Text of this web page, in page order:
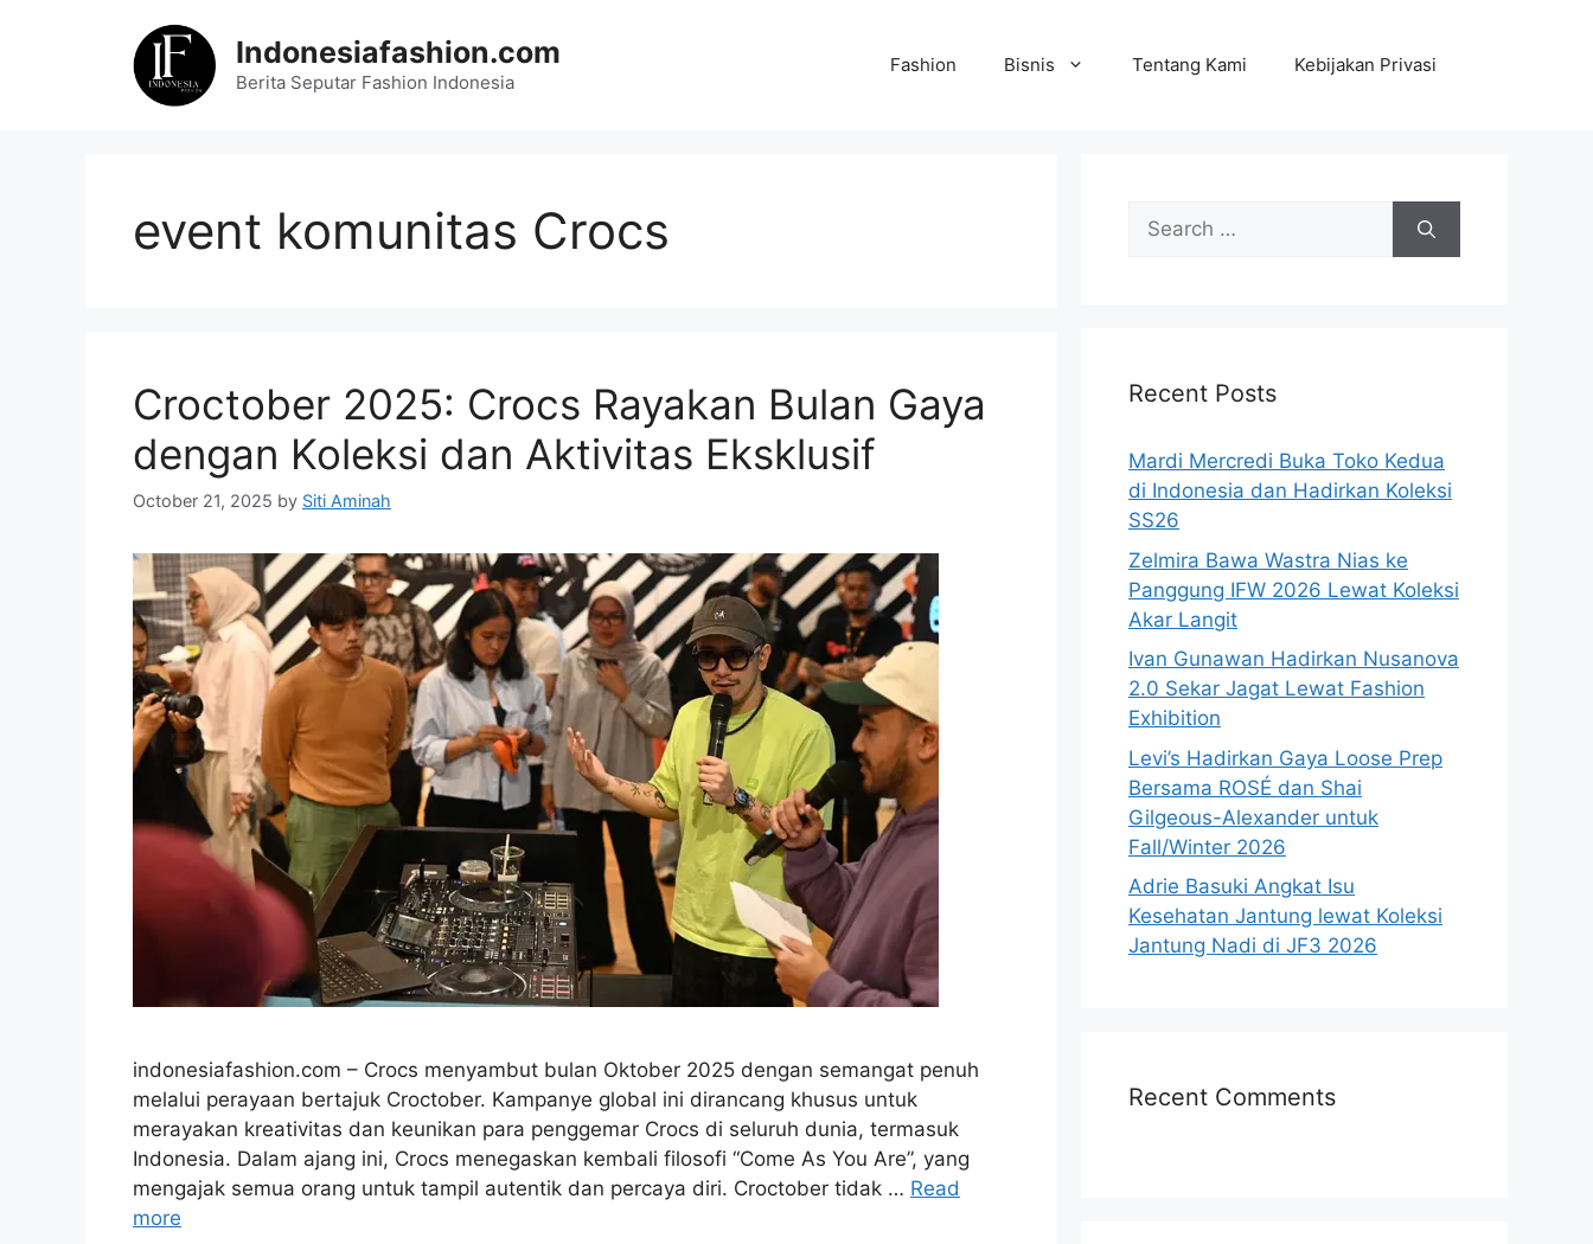
Indonesiafashion.com
Berita Seputar Fashion Indonesia
Fashion Bisnis Tentang Kami Kebijakan Privasi
event komunitas Crocs
Croctober 2025: Crocs Rayakan Bulan Gaya
dengan Koleksi dan Aktivitas Eksklusif
October 21, 2025 by Siti Aminah
indonesiafashion.com – Crocs menyambut bulan Oktober 2025 dengan semangat penuh
melalui perayaan bertajuk Croctober. Kampanye global ini dirancang khusus untuk
merayakan kreativitas dan keunikan para penggemar Crocs di seluruh dunia, termasuk
Indonesia. Dalam ajang ini, Crocs menegaskan kembali filosofi “Come As You Are”, yang
mengajak semua orang untuk tampil autentik dan percaya diri. Croctober tidak … Read
more
Search
for:
Recent Posts
Mardi Mercredi Buka Toko Kedua
di Indonesia dan Hadirkan Koleksi
SS26
Zelmira Bawa Wastra Nias ke
Panggung IFW 2026 Lewat Koleksi
Akar Langit
Ivan Gunawan Hadirkan Nusanova
2.0 Sekar Jagat Lewat Fashion
Exhibition
Levi’s Hadirkan Gaya Loose Prep
Bersama ROSÉ dan Shai
Gilgeous-Alexander untuk
Fall/Winter 2026
Adrie Basuki Angkat Isu
Kesehatan Jantung lewat Koleksi
Jantung Nadi di JF3 2026
Recent Comments